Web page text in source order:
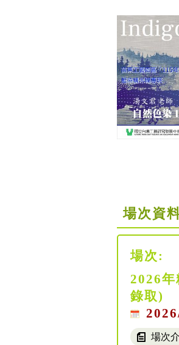
場次資
場次:
2026年
錄取)
場次